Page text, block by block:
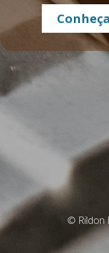
© Rildon